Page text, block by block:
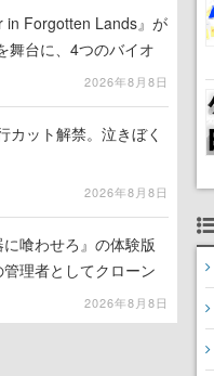
in Forgotten Lands』が
舞台に、4つのバイオ
2026年8月8日
カット解禁。泣きぼく
2026年8月8日
喰わせろ』の体験版
理者としてクローン
2026年8月8日